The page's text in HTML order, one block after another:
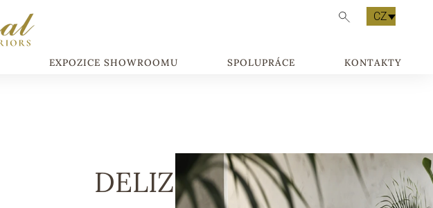
CZ
EXPOZICE SHOWROOMU SPOLUPRÁCE KONTAKTY
DELIZIA